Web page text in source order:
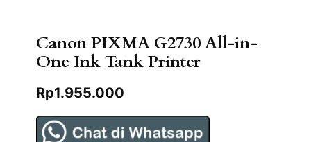
Canon PIXMA G2730 All-in-
One Ink Tank Printer
Rp1.955.000